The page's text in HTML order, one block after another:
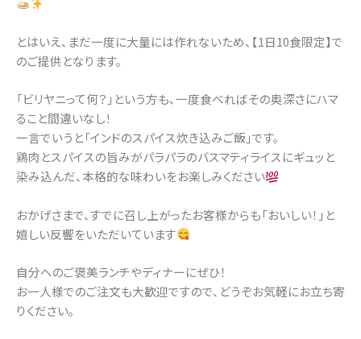
とはいえ、まだ一度に大量には作れないため、【1日10食限定】で
のご提供となります。
「ビリヤニって何？」という方も、一度食べればその奥深さにハマ
ること間違いなし！
一言でいうと「インドのスパイス炊き込みご飯」です。
鶏肉とスパイスの旨みがパラパラのバスマティライスにギュッと
染み込んだ、本格的な味わいをお楽しみください
おかげさまで、すでに召し上がったお客様からも「おいしい！」と
嬉しい反響をいただいています
自分へのご褒美ランチやディナーにぜひ！
お一人様でのご注文も大歓迎ですので、どうぞお気軽にお立ち寄
りください。